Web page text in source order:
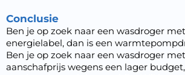
Conclusie
Ben je op zoek naar een wasdroger
energielabel, dan is een
Ben je op zoek naar een wasdroger
aanschafprijs wegens een lager